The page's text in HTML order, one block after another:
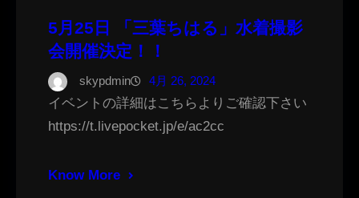
5月25日 「三葉ちはる」水着撮影
会開催決定！！
skypdmin 4月 26, 2024
イベントの詳細はこちらよりご確認下さい
https://t.livepocket.jp/e/ac2cc
Know More